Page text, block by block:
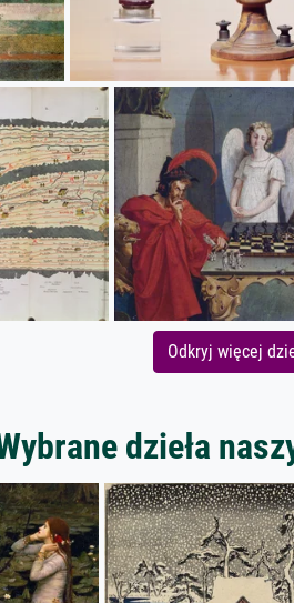
Odkryj więcej
dzieła